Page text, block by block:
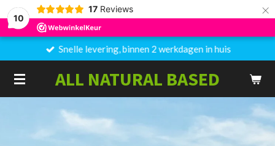
10
17 Reviews ×
ALL NATURAL BASED
Snelle levering, binnen 2 werkdagen in huis